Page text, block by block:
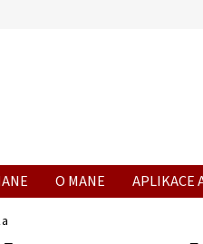
O MANE APLIKACE